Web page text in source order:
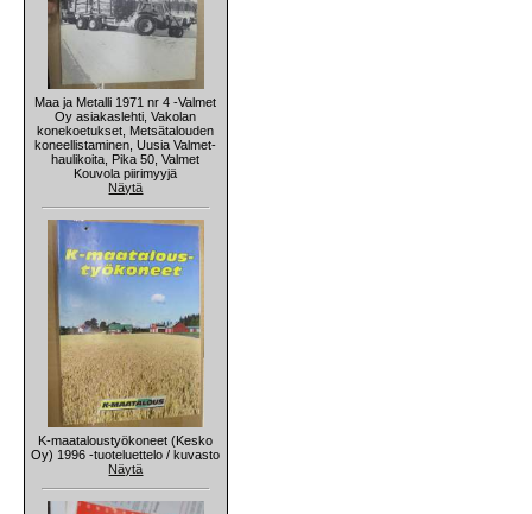
Maa ja Metalli 1971 nr 4 -Valmet
Oy asiakaslehti, Vakolan
konekoetukset, Metsätalouden
koneellistaminen, Uusia Valmet-
haulikoita, Pika 50, Valmet
Kouvola piirimyyjä
Näytä
K-maataloustyökoneet (Kesko
Oy) 1996 -tuoteluettelo / kuvasto
Näytä